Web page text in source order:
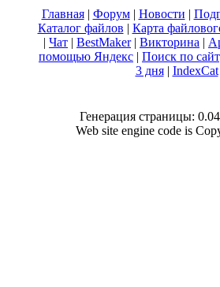
Главная| Форум| Новости |
Каталог файлов | Карта
| Чат | BestMaker| Викторина |
помощью Яндекс | Поиск по
3 дня| IndexCat
Генерация страницы:
Web site engine code is